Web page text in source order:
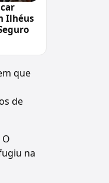
Ilhéus
que
de
na